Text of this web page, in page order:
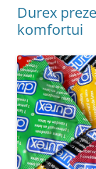
Durex
komfortui